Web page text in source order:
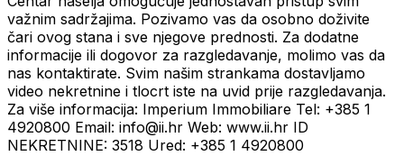
važnim sadržajima. Pozivamo vas da osobno doživite
čari ovog stana i sve njegove prednosti. Za dodatne
informacije ili dogovor za razgledavanje, molimo vas da
nas kontaktirate. Svim našim strankama dostavljamo
video nekretnine i tlocrt iste na uvid prije razgledavanja.
Za više informacija: Imperium Immobiliare Tel: +385 1
4920800 Email: info@ii.hr Web: www.ii.hr ID
NEKRETNINE: 3518 Ured: +385 1 4920800